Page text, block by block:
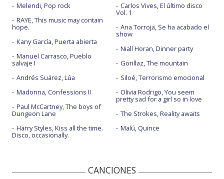
Melendi, Pop rock
RAYE, This music may contain
hope.
Kany García, Puerta abierta
Manuel Carrasco, Pueblo
salvaje I
Andrés Suárez, Lúa
Madonna, Confessions II
Paul McCartney, The boys of
Dungeon Lane
Harry Styles, Kiss all the time.
Disco, occasionally.
Carlos Vives, El último disco
Vol. 1
Ana Torroja, Se ha acabado el
show
Niall Horan, Dinner party
Gorillaz, The mountain
Siloé, Terrorismo emocional
Olivia Rodrigo, You seem
pretty sad for a girl so in love
The Strokes, Reality awaits
Malú, Quince
CANCIONES